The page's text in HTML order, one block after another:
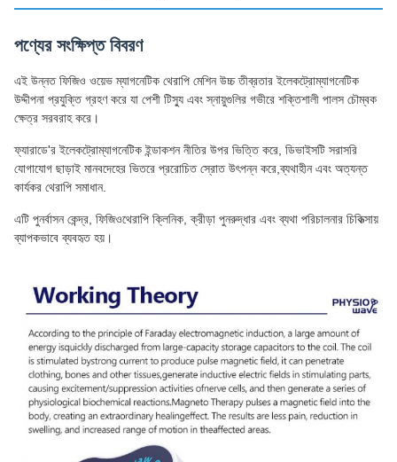
পণ্যের সংক্ষিপ্ত বিবরণ
এই উন্নত ফিজিও ওয়েভ ম্যাগনেটিক থেরাপি মেশিন উচ্চ তীব্রতার ইলেকট্রোম্যাগনেটিক
উদ্দীপনা প্রযুক্তি গ্রহণ করে যা পেশী টিস্যু এবং স্নায়ুগুলির গভীরে শক্তিশালী পালস চৌম্বক
ক্ষেত্র সরবরাহ করে।
ফ্যারাডে'র ইলেকট্রোম্যাগনেটিক ইন্ডাকশন নীতির উপর ভিত্তি করে, ডিভাইসটি সরাসরি
যোগাযোগ ছাড়াই মানবদেহের ভিতরে প্ররোচিত স্রোত উৎপন্ন করে,ব্যথাহীন এবং অত্যন্ত
কার্যকর থেরাপি সমাধান.
এটি পুনর্বাসন কেন্দ্র, ফিজিওথেরাপি ক্লিনিক, ক্রীড়া পুনরুদ্ধার এবং ব্যথা পরিচালনার চিকিত্সায়
ব্যাপকভাবে ব্যবহৃত হয়।